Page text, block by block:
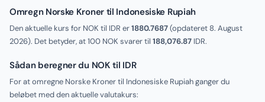
Omregn Norske Kroner til Indonesiske Rupiah
Den aktuelle kurs for NOK til IDR er1880.7687(opdateret 8. August
2026). Det betyder, at 100 NOK svarer til 188,076.87 IDR.
Sådan beregner du NOK til IDR
For at omregne Norske Kroner til Indonesiske Rupiah ganger du
beløbet med den aktuelle valutakurs: